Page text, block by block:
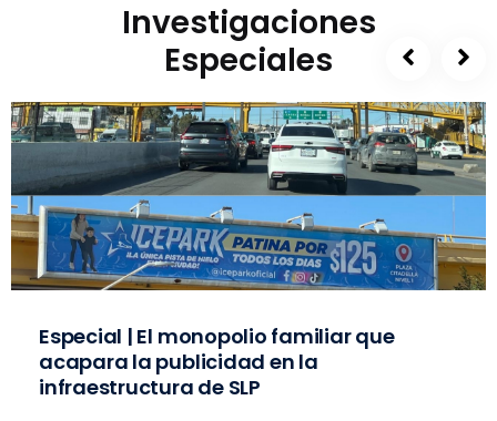
Investigaciones
Especiales
Especial | El monopolio familiar que
acapara la publicidad en la
infraestructura de SLP